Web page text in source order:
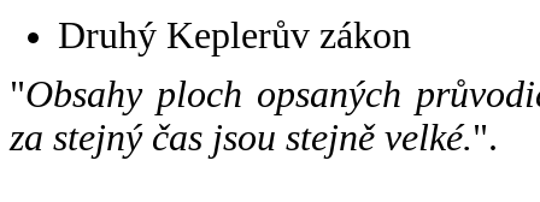
Druhý Keplerův zákon
"Obsahy ploch opsaných
za stejný čas jsou stejně velké.".